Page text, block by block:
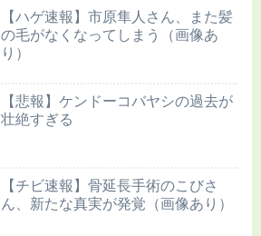
【ハゲ速報】市原隼人さん、また髪
の毛がなくなってしまう（画像あ
り）
【悲報】ケンドーコバヤシの過去が
壮絶すぎる
【チビ速報】骨延長手術のこびさ
ん、新たな真実が発覚（画像あり）